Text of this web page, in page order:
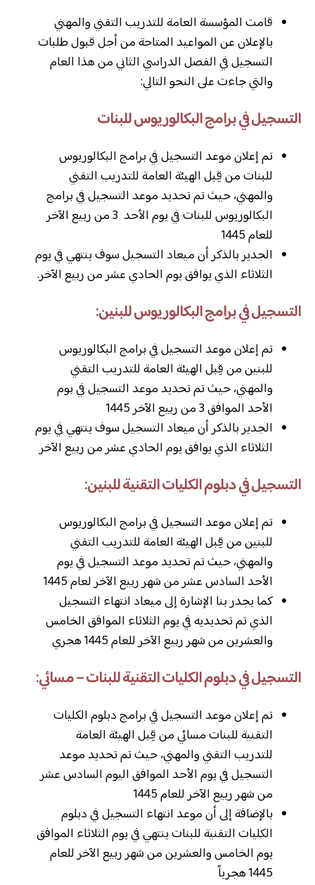
قامت المؤسسة العامة للتدريب التقني والمهني
بالإعلان عن المواعيد المتاحة من أجل قبول طلبات
التسجيل في الفصل الدراسي الثاني من هذا العام
والتي جاءت على النحو التالي:
التسجيل في برامج البكالوريوس للبنات
تم إعلان موعد التسجيل في برامج البكالوريوس
للبنات من قِبل الهيئة العامة للتدريب التقني
والمهني، حيث تم تحديد موعد التسجيل في برامج
البكالوريوس للبنات في يوم الأحد 3 من ربيع الآخر
للعام 1445
الجدير بالذكر أن ميعاد التسجيل سوف ينتهي في يوم
الثلاثاء الذي يوافق يوم الحادي عشر من ربيع الآخر.
التسجيل في برامج البكالوريوس للبنين:
تم إعلان موعد التسجيل في برامج البكالوريوس
للبنين من قِبل الهيئة العامة للتدريب التقني
والمهني، حيث تم تحديد موعد التسجيل في بوم
الأحد الموافق 3 من ربيع الآخر 1445
الجدير بالذكر أن ميعاد التسجيل سوف ينتهي في يوم
الثلاثاء الذي يوافق يوم الحادي عشر من ربيع الآخر
التسجيل في دبلوم الكليات التقنية للبنين:
تم إعلان موعد التسجيل في برامج البكالوريوس
للبنين من قِبل الهيئة العامة للتدريب التقني
والمهني، حيث تم تحديد موعد التسجيل في يوم
الأحد السادس عشر من شهر ربيع الآخر لعام 1445
كما يجدر بنا الإشارة إلى ميعاد انتهاء التسجيل
الذي تم تحديديه في يوم الثلاثاء الموافق الخامس
والعشرين من شهر ربيع الآخر للعام 1445 هجري
التسجيل في دبلوم الكليات التقنية للبنات – مسائي:
تم إعلان موعد التسجيل في برامج دبلوم الكليات
التقنية للبنات مسائي من قِبل الهيئة العامة
للتدريب التقني والمهني، حيث تم تحديد موعد
التسجيل في يوم الأحد الموافق اليوم السادس عشر
من شهر ربيع الآخر للعام 1445
بالإضافة إلى أن موعد انتهاء التسجيل في دبلوم
الكليات التقنية للبنات ينتهي في يوم الثلاثاء الموافق
يوم الخامس والعشرين من شهر ربيع الآخر للعام
1445 هجرياً